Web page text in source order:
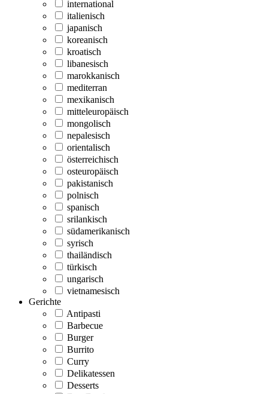
international
italienisch
japanisch
koreanisch
kroatisch
libanesisch
marokkanisch
mediterran
mexikanisch
mitteleuropäisch
mongolisch
nepalesisch
orientalisch
österreichisch
osteuropäisch
pakistanisch
polnisch
spanisch
srilankisch
südamerikanisch
syrisch
thailändisch
türkisch
ungarisch
vietnamesisch
Gerichte
Antipasti
Barbecue
Burger
Burrito
Curry
Delikatessen
Desserts